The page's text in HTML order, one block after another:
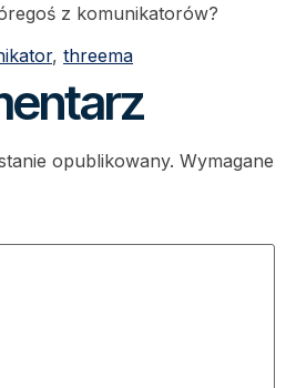
z komunikatorów?
, threema
opublikowany. Wymagane